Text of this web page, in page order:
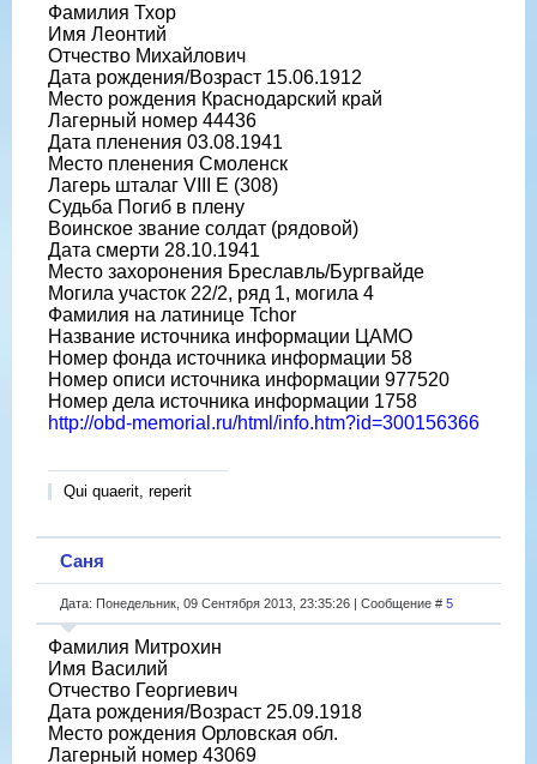
Фамилия Тхор
Имя Леонтий
Отчество Михайлович
Дата рождения/Возраст 15.06.1912
Место рождения Краснодарский край
Лагерный номер 44436
Дата пленения 03.08.1941
Место пленения Смоленск
Лагерь шталаг VIII E (308)
Судьба Погиб в плену
Воинское звание солдат (рядовой)
Дата смерти 28.10.1941
Место захоронения Бреславль/Бургвайде
Могила участок 22/2, ряд 1, могила 4
Фамилия на латинице Tchor
Название источника информации ЦАМО
Номер фонда источника информации 58
Номер описи источника информации 977520
Номер дела источника информации 1758
http://obd-memorial.ru/html/info.htm?id=300156366
Qui quaerit, reperit
Саня
Дата: Понедельник, 09 Сентября 2013, 23:35:26 | Сообщение # 5
Фамилия Митрохин
Имя Василий
Отчество Георгиевич
Дата рождения/Возраст 25.09.1918
Место рождения Орловская обл.
Лагерный номер 43069